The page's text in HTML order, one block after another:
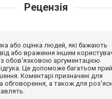
Рецензія
або оцінка людей, які бажають
або враження іншим
обов'язковою аргументацією
Це допоможе багатьом
Коментарі призначені для
обговорення, а також для